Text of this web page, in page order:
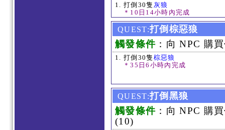
打倒30隻 灰狼
＊10日14小時內完成
QUEST:打倒棕惡狼
觸發條件 ：向 NPC 購
打倒30隻 棕惡狼
＊35日6小時內完成
QUEST:打倒黑狼
觸發條件 ：向 NPC 購
(10)